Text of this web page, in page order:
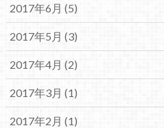
2017年6月 (5)
2017年5月 (3)
2017年4月 (2)
2017年3月 (1)
2017年2月 (1)